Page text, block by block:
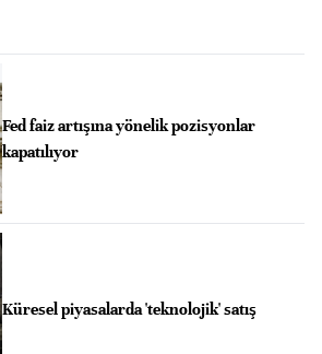
Fed faiz artışına yönelik pozisyonlar
kapatılıyor
Küresel piyasalarda 'teknolojik' satış